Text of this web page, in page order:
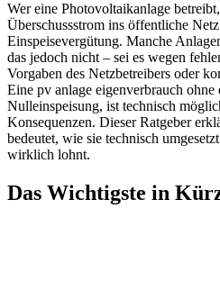
Wer eine Photovoltaikanlage
Überschussstrom ins öffentliche
Einspeisevergütung. Manche
das jedoch nicht – sei es wegen
Vorgaben des Netzbetreibers oder
Eine pv anlage eigenverbrauch ohne
Nulleinspeisung, ist technisch
Konsequenzen. Dieser Ratgeber
bedeutet, wie sie technisch
wirklich lohnt.
Das Wichtigste in